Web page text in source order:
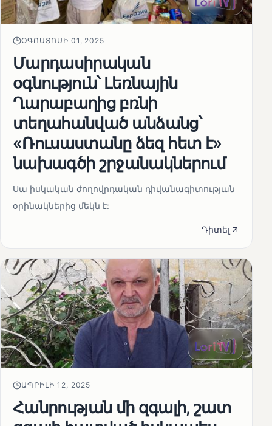
ՕԳՈՍՏՈՍԻ 01, 2025
Մարդասիրական
օգնություն՝ Լեռնային
Ղարաբաղից բռնի
տեղահանված անձանց՝
«Ռուսաստանը ձեզ հետ է»
նախագծի շրջանակներում
Սա իսկական ժողովրդական դիվանագիտության
օրինակներից մեկն է:
Դիտել
ԱՊՐԻԼԻ 12, 2025
Հանրության մի զգալի, շատ